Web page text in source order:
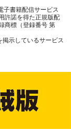
子書籍配信サービス
許諾を得た正規版配
商標（登録番号 第
示しているサービス